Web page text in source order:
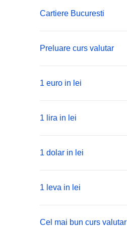
Cartiere Bucuresti
Preluare curs valutar
1 euro in lei
1 lira in lei
1 dolar in lei
1 leva in lei
Cel mai bun curs valutar